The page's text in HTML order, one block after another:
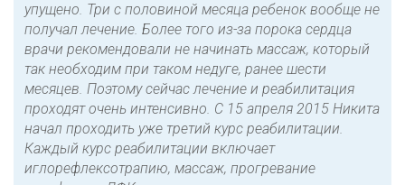
упущено. Три с половиной месяца ребенок вообще не
получал лечение. Более того из-за порока сердца
врачи рекомендовали не начинать массаж, который
так необходим при таком недуге, ранее шести
месяцев. Поэтому сейчас лечение и реабилитация
проходят очень интенсивно. С 15 апреля 2015 Никита
начал проходить уже третий курс реабилитации.
Каждый курс реабилитации включает
иглорефлексотрапию, массаж, прогревание